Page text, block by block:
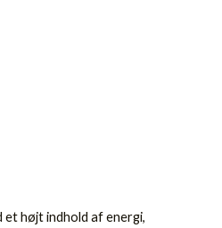
højt indhold af energi,